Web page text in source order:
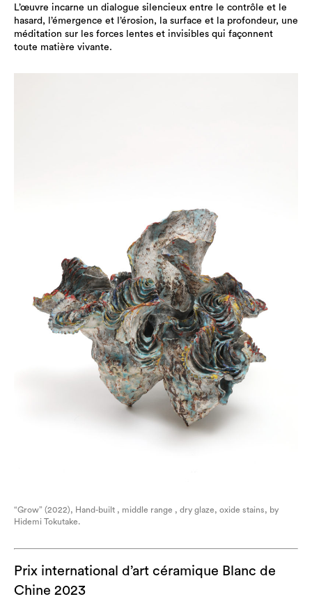
L’œuvre incarne un dialogue silencieux entre le contrôle et le
hasard, l’émergence et l’érosion, la surface et la profondeur, une
méditation sur les forces lentes et invisibles qui façonnent
toute matière vivante.
“Grow” (2022), Hand-built , middle range , dry glaze, oxide stains, by
Hidemi Tokutake.
Prix international d’art céramique Blanc de
Chine 2023